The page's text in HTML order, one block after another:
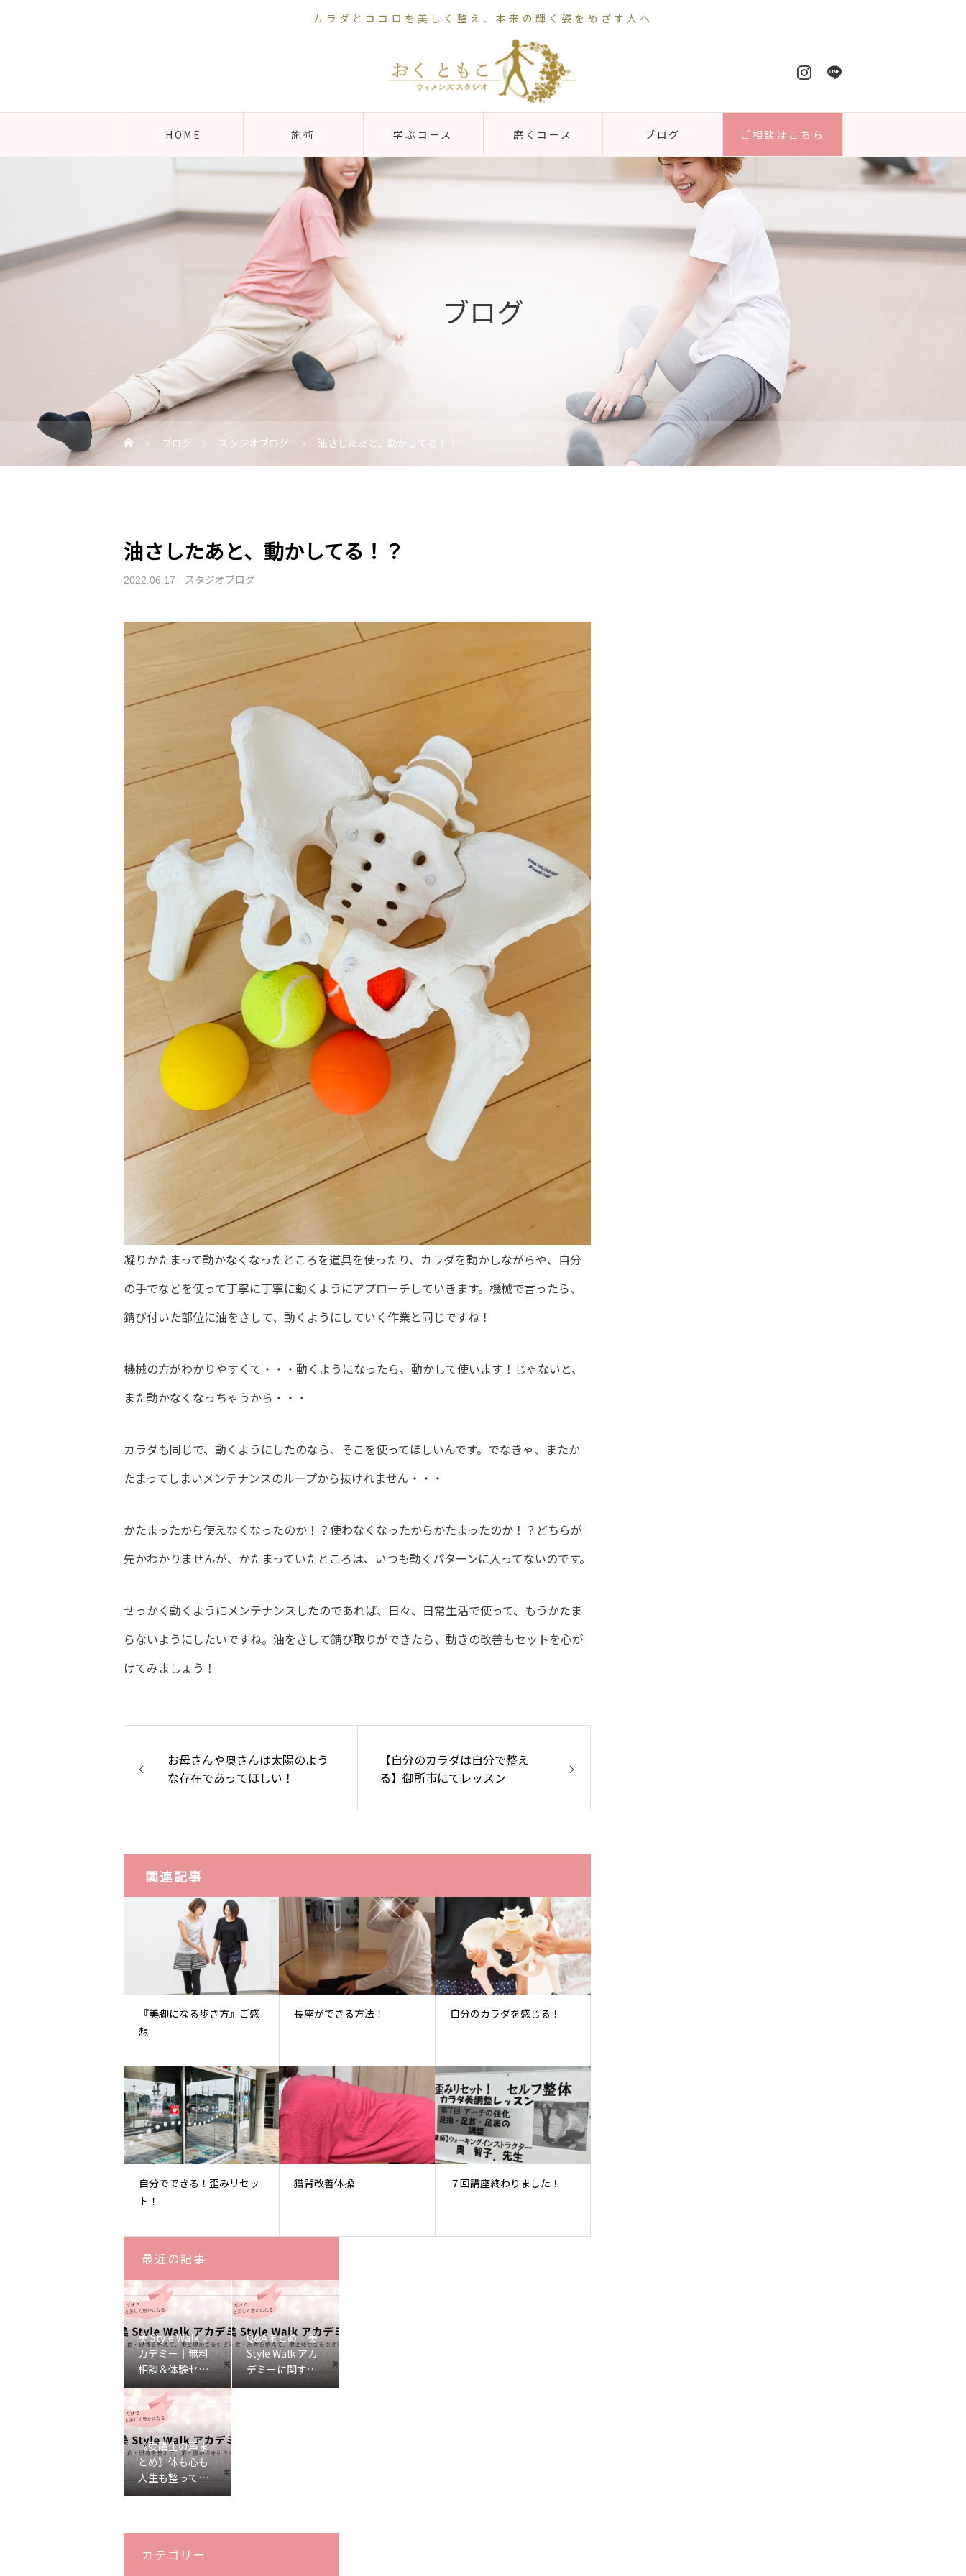
カラダとココロを美しく整え、本来の輝く姿をめざす人へ
HOME 施術 学ぶコース 磨くコース ブログ ご相談はこちら
ブログ
ブログ スタジオブログ 油さしたあと、動かしてる！？
油さしたあと、動かしてる！？
2022.06.17 スタジオブログ
凝りかたまって動かなくなったところを道具を使ったり、カラダを動かしながらや、自分
の手でなどを使って丁寧に丁寧に動くようにアプローチしていきます。機械で言ったら、
錆び付いた部位に油をさして、動くようにしていく作業と同じですね！
機械の方がわかりやすくて・・・動くようになったら、動かして使います！じゃないと、
また動かなくなっちゃうから・・・
カラダも同じで、動くようにしたのなら、そこを使ってほしいんです。でなきゃ、またか
たまってしまいメンテナンスのループから抜けれません・・・
かたまったから使えなくなったのか！？使わなくなったからかたまったのか！？どちらが
先かわかりませんが、かたまっていたところは、いつも動くパターンに入ってないのです。
せっかく動くようにメンテナンスしたのであれば、日々、日常生活で使って、もうかたま
らないようにしたいですね。油をさして錆び取りができたら、動きの改善もセットを心が
けてみましょう！
お母さんや奥さんは太陽のよう
な存在であってほしい！
【自分のカラダは自分で整え
る】御所市にてレッスン
関連記事
『美脚になる歩き方』ご感
想
長座ができる方法！ 自分のカラダを感じる！
自分でできる！歪みリセッ
ト！
猫背改善体操 ７回講座終わりました！
最近の記事
美 Style Walk ア
カデミー｜無料
相談＆体験セッ
ションのご案内
♡
Q&Aまとめ｜美
Style Walk アカ
デミーに関する
よくあるご質問
《受講生の声ま
とめ》体も心も
人生も整ってい
った、リアルな
カテゴリー